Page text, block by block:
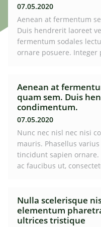
07.05.2020
Aenean at fermentum
Duis hendrerit laoreet
fermentum sodales
ornare posuere. Integer
Aenean at
quam sem. Duis
condimentum.
07.05.2020
Nunc nec nisl nec nisi
mauris. Phasellus
tincidunt sapien ornare.
ac faucibus ut,
Nulla scelerisque
elementum
ultrices tristique